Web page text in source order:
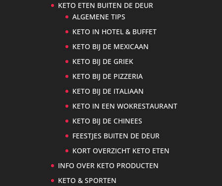
KETO ETEN BUITEN DE DEUR
ALGEMENE TIPS
KETO IN HOTEL & BUFFET
KETO BIJ DE MEXICAAN
KETO BIJ DE GRIEK
KETO BIJ DE PIZZERIA
KETO BIJ DE ITALIAAN
KETO IN EEN WOKRESTAURANT
KETO BIJ DE CHINEES
FEESTJES BUITEN DE DEUR
KORT OVERZICHT KETO ETEN
INFO OVER KETO PRODUCTEN
KETO & SPORTEN